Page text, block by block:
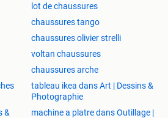
lot de chaussures
chaussures tango
chaussures olivier strelli
voltan chaussures
chaussures arche
tableau ikea dans Art | Dessins &
Photographie
&
machine a platre dans Outillage |